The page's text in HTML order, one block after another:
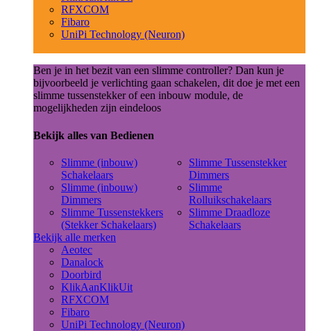
RFXCOM
Fibaro
UniPi Technology (Neuron)
Ben je in het bezit van een slimme controller? Dan kun je
bijvoorbeeld je verlichting gaan schakelen, dit doe je met een
slimme tussenstekker of een inbouw module, de
mogelijkheden zijn eindeloos
Bekijk alles van Bedienen
Slimme (inbouw)
Schakelaars
Slimme (inbouw)
Dimmers
Slimme Tussenstekkers
(Stekker Schakelaars)
Slimme Tussenstekker
Dimmers
Slimme
Rolluikschakelaars
Slimme Draadloze
Schakelaars
Bekijk alle merken
Aeotec
Danalock
Doorbird
KlikAanKlikUit
RFXCOM
Fibaro
UniPi Technology (Neuron)